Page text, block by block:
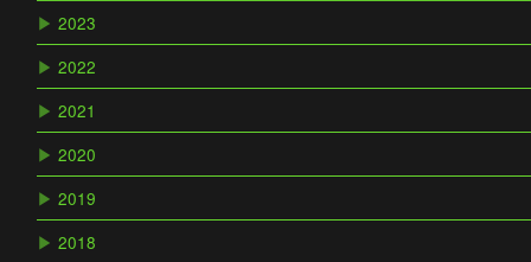
▶ 2023
▶ 2022
▶ 2021
▶ 2020
▶ 2019
▶ 2018